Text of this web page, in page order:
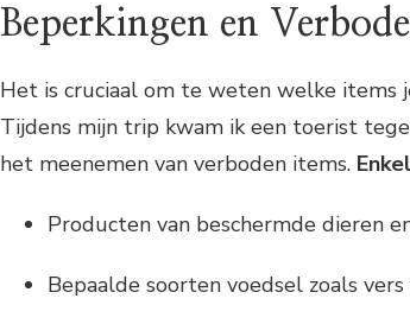
Beperkingen en
Het is cruciaal om te weten welke items
Tijdens mijn trip kwam ik een toerist
het meenemen van verboden items.
Producten van beschermde dieren
Bepaalde soorten voedsel zoals